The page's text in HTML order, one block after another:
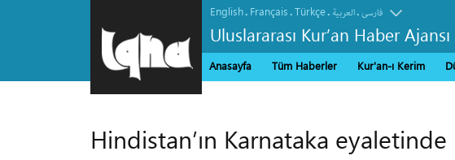
English. Français.Türkçe. العربیة.فارسی
Uluslararası Kur’an Haber Ajansı
Anasayfa Tüm Haberler Kur'an-ı Kerim
Hindistan’ın Karnataka eyaletinde